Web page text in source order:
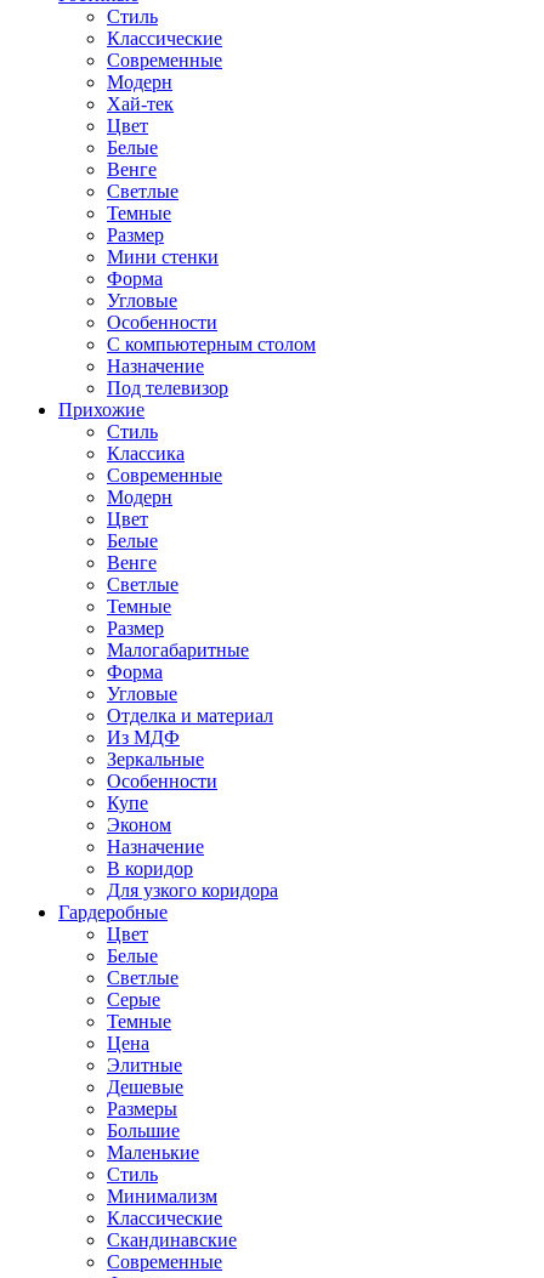
Стиль
Классические
Современные
Модерн
Хай-тек
Цвет
Белые
Венге
Светлые
Темные
Размер
Мини стенки
Форма
Угловые
Особенности
С компьютерным столом
Назначение
Под телевизор
Прихожие
Стиль
Классика
Современные
Модерн
Цвет
Белые
Венге
Светлые
Темные
Размер
Малогабаритные
Форма
Угловые
Отделка и материал
Из МДФ
Зеркальные
Особенности
Купе
Эконом
Назначение
В коридор
Для узкого коридора
Гардеробные
Цвет
Белые
Светлые
Серые
Темные
Цена
Элитные
Дешевые
Размеры
Большие
Маленькие
Стиль
Минимализм
Классические
Скандинавские
Современные